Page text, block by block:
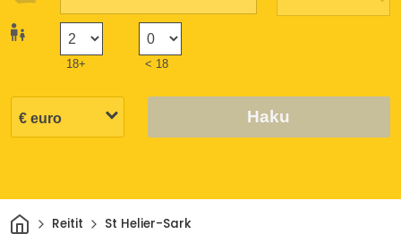
18+ < 18
Haku
KotiinReitit St Helier-Sark